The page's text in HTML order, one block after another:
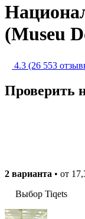
(Museu
4.3 (26 553
Проверить
2 варианта • от
Выбор Tiqets